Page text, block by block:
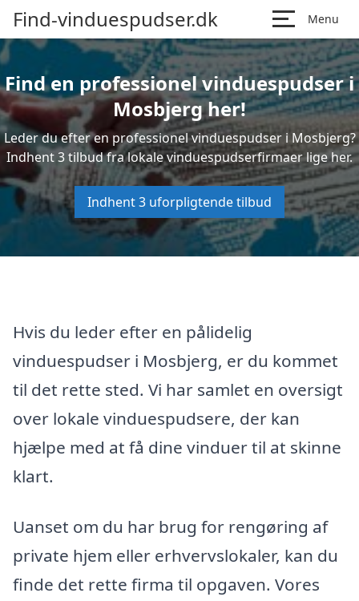
Find-vinduespudser.dk Menu
Find en professionel vinduespudser i
Mosbjerg her!
Leder du efter en professionel vinduespudser i Mosbjerg?
Indhent 3 tilbud fra lokale vinduespudserfirmaer lige her.
Indhent 3 uforpligtende tilbud
Hvis du leder efter en pålidelig
vinduespudser i Mosbjerg, er du kommet
til det rette sted. Vi har samlet en oversigt
over lokale vinduespudsere, der kan
hjælpe med at få dine vinduer til at skinne
klart.
Uanset om du har brug for rengøring af
private hjem eller erhvervslokaler, kan du
finde det rette firma til opgaven. Vores